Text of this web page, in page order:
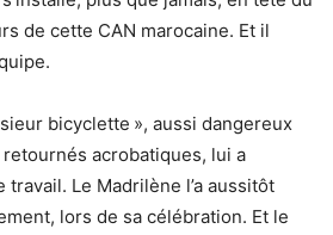
de cette CAN marocaine. Et il
bicyclette », aussi dangereux
acrobatiques, lui a
Le Madrilène l’a aussitôt
lors de sa célébration. Et le